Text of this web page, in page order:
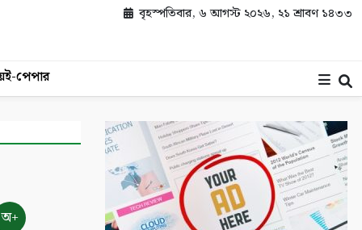
বৃহস্পতিবার, ৬ আগস্ট ২০২৬, ২১ শ্রাবণ ১৪৩৩
ই-পেপার
অ+